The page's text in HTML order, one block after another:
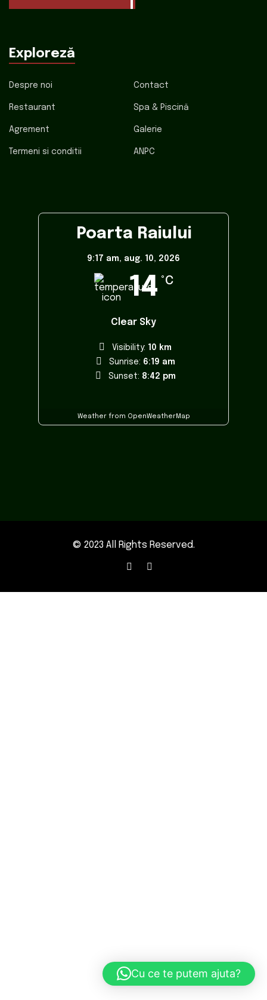
Exploreză
Despre noi Contact
Restaurant Spa & Piscină
Agrement Galerie
Termeni si conditii ANPC
Poarta Raiului
9:17 am, aug. 10, 2026
14 °C
Clear Sky
Visibility: 10 km
Sunrise: 6:19 am
Sunset: 8:42 pm
Weather from OpenWeatherMap
© 2023 All Rights Reserved.
Cu ce te putem ajuta?